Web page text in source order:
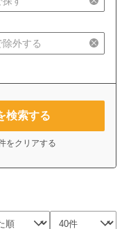
検索する
をクリアする